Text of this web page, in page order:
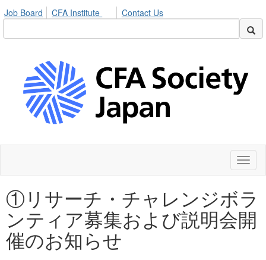
Job Board CFA Institute Contact Us
①リサーチ・チャレンジボラ
ンティア募集および説明会開
催のお知らせ